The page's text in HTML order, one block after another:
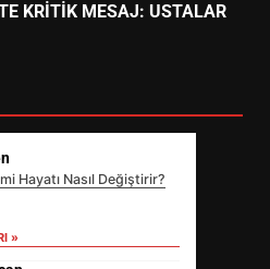
KRİTİK MESAJ: USTALAR
Hayatı Nasıl Değiştirir?
»